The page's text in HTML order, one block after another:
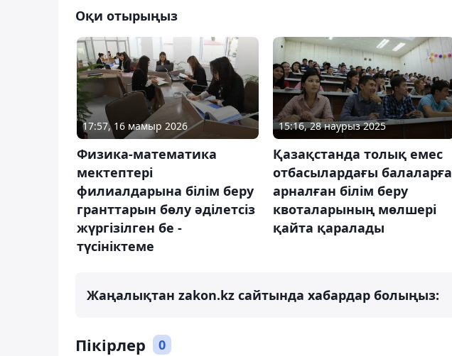
Оқи отырыңыз
17:57, 16 мамыр 2026
Физика-математика
мектептері
филиалдарына білім беру
гранттарын бөлу әділетсіз
жүргізілген бе -
түсініктеме
15:16, 28 наурыз 2025
Қазақстанда толық емес
отбасылардағы балаларға
арналған білім беру
квоталарының мөлшері
қайта қаралады
Жаңалықтан zakon.kz сайтында хабардар болыңыз:
Пікірлер 0